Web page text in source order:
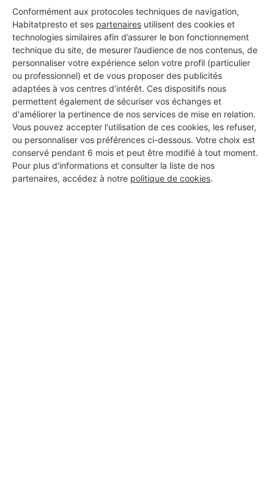
Conformément aux protocoles techniques de navigation,
Habitatpresto et ses partenaires utilisent des cookies et
technologies similaires afin d’assurer le bon fonctionnement
technique du site, de mesurer l’audience de nos contenus, de
personnaliser votre expérience selon votre profil (particulier
ou professionnel) et de vous proposer des publicités
adaptées à vos centres d’intérêt. Ces dispositifs nous
permettent également de sécuriser vos échanges et
d'améliorer la pertinence de nos services de mise en relation.
Vous pouvez accepter l'utilisation de ces cookies, les refuser,
ou personnaliser vos préférences ci-dessous. Votre choix est
conservé pendant 6 mois et peut être modifié à tout moment.
Pour plus d'informations et consulter la liste de nos
partenaires, accédez à notre politique de cookies.